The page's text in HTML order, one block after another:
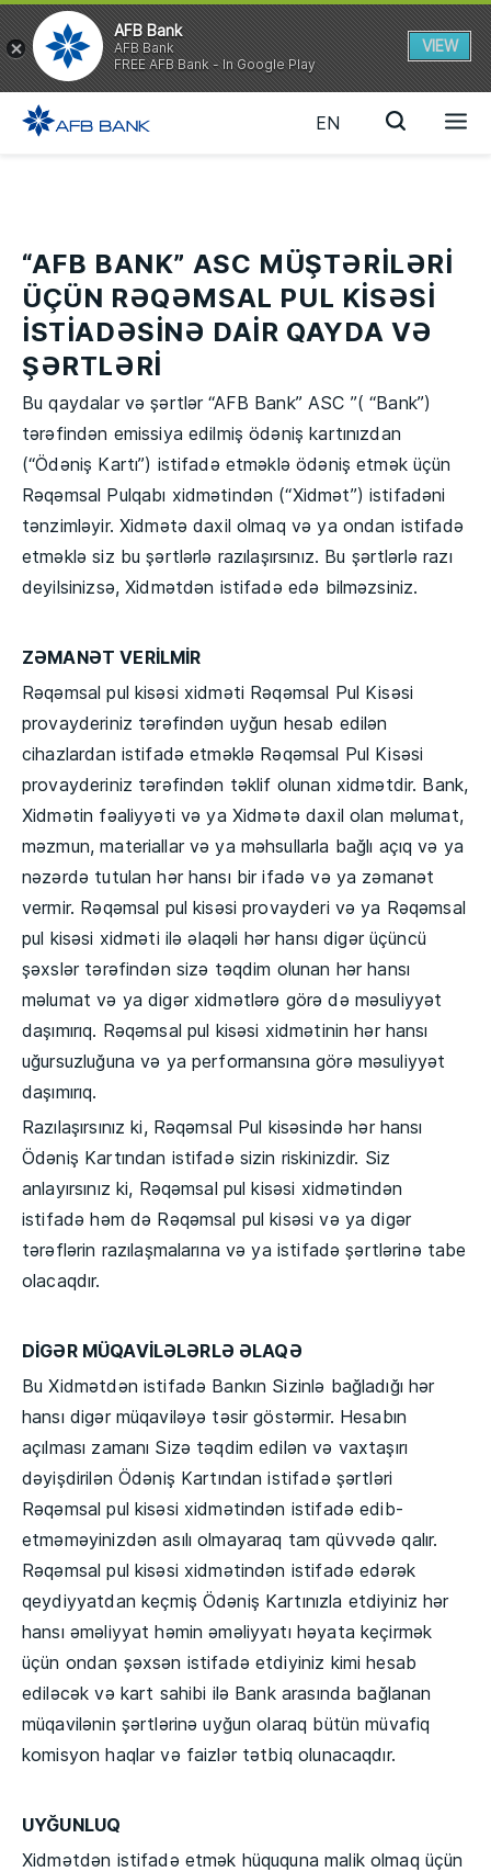
EN
“AFB BANK” ASC MÜŞTƏRİLƏRİ
ÜÇÜN RƏQƏMSAL PUL KİSƏSİ
İSTİADƏSİNƏ DAİR QAYDA VƏ
ŞƏRTLƏRİ
Bu qaydalar və şərtlər “AFB Bank” ASC ”( “Bank”)
tərəfindən emissiya edilmiş ödəniş kartınızdan
(“Ödəniş Kartı”) istifadə etməklə ödəniş etmək üçün
Rəqəmsal Pulqabı xidmətindən (“Xidmət”) istifadəni
tənzimləyir. Xidmətə daxil olmaq və ya ondan istifadə
etməklə siz bu şərtlərlə razılaşırsınız. Bu şərtlərlə razı
deyilsinizsə, Xidmətdən istifadə edə bilməzsiniz.
ZƏMANƏT VERİLMİR
Rəqəmsal pul kisəsi xidməti Rəqəmsal Pul Kisəsi
provayderiniz tərəfindən uyğun hesab edilən
cihazlardan istifadə etməklə Rəqəmsal Pul Kisəsi
provayderiniz tərəfindən təklif olunan xidmətdir. Bank,
Xidmətin fəaliyyəti və ya Xidmətə daxil olan məlumat,
məzmun, materiallar və ya məhsullarla bağlı açıq və ya
nəzərdə tutulan hər hansı bir ifadə və ya zəmanət
vermir. Rəqəmsal pul kisəsi provayderi və ya Rəqəmsal
pul kisəsi xidməti ilə əlaqəli hər hansı digər üçüncü
şəxslər tərəfindən sizə təqdim olunan hər hansı
məlumat və ya digər xidmətlərə görə də məsuliyyət
daşımırıq. Rəqəmsal pul kisəsi xidmətinin hər hansı
uğursuzluğuna və ya performansına görə məsuliyyət
daşımırıq.
Razılaşırsınız ki, Rəqəmsal Pul kisəsində hər hansı
Ödəniş Kartından istifadə sizin riskinizdir. Siz
anlayırsınız ki, Rəqəmsal pul kisəsi xidmətindən
istifadə həm də Rəqəmsal pul kisəsi və ya digər
tərəflərin razılaşmalarına və ya istifadə şərtlərinə tabe
olacaqdır.
DİGƏR MÜQAVİLƏLƏRLƏ ƏLAQƏ
Bu Xidmətdən istifadə Bankın Sizinlə bağladığı hər
hansı digər müqaviləyə təsir göstərmir. Hesabın
açılması zamanı Sizə təqdim edilən və vaxtaşırı
dəyişdirilən Ödəniş Kartından istifadə şərtləri
Rəqəmsal pul kisəsi xidmətindən istifadə edib-
etməməyinizdən asılı olmayaraq tam qüvvədə qalır.
Rəqəmsal pul kisəsi xidmətindən istifadə edərək
qeydiyyatdan keçmiş Ödəniş Kartınızla etdiyiniz hər
hansı əməliyyat həmin əməliyyatı həyata keçirmək
üçün ondan şəxsən istifadə etdiyiniz kimi hesab
ediləcək və kart sahibi ilə Bank arasında bağlanan
müqavilənin şərtlərinə uyğun olaraq bütün müvafiq
komisyon haqlar və faizlər tətbiq olunacaqdır.
UYĞUNLUQ
Xidmətdən istifadə etmək hüququna malik olmaq üçün
AFB Bank
AFB Bank
FREE AFB Bank - In Google Play
VIEW